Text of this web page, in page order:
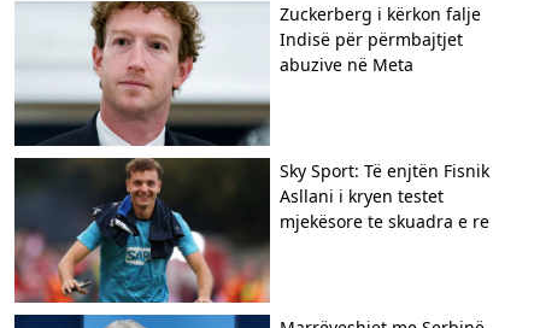
Zuckerberg i kërkon falje
Indisë për përmbajtjet
abuzive në Meta
Sky Sport: Të enjtën Fisnik
Asllani i kryen testet
mjekësore te skuadra e re